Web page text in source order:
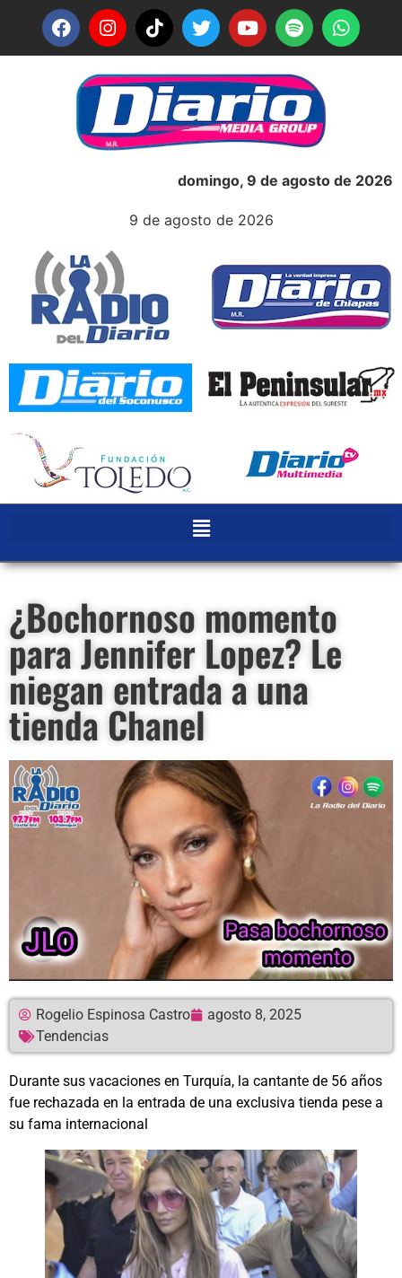
domingo, 9 de agosto de 2026
9 de agosto de 2026
¿Bochornoso momento
para Jennifer Lopez? Le
niegan entrada a una
tienda Chanel
Rogelio Espinosa Castro
agosto 8, 2025
Tendencias
Durante sus vacaciones en Turquía, la cantante de 56 años
fue rechazada en la entrada de una exclusiva tienda pese a
su fama internacional